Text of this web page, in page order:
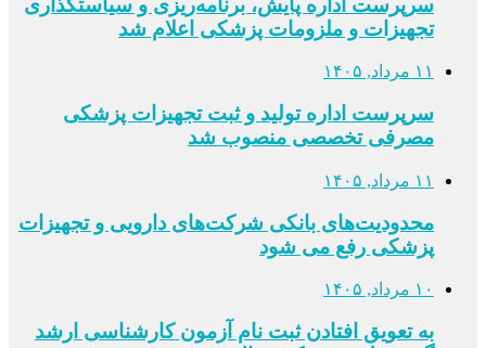
تجهیزات و ملزومات پزشکی اعلام شد
۱۱ مرداد, ۱۴۰۵
سرپرست اداره تولید و ثبت تجهیزات پزشکی
مصرفی تخصصی منصوب شد
۱۱ مرداد, ۱۴۰۵
محدودیت‌های بانکی شرکت‌های دارویی و تجهیزات
پزشکی رفع می شود
۱۰ مرداد, ۱۴۰۵
به تعویق افتادن ثبت نام آزمون کارشناسی ارشد